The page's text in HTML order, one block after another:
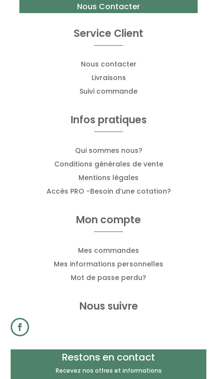
Nous Contacter
Service Client
Nous contacter
Livraisons
Suivi commande
Infos pratiques
Qui sommes nous?
Conditions générales de vente
Mentions légales
Accès PRO -Besoin d’une cotation?
Mon compte
Mes commandes
Mes informations personnelles
Mot de passe perdu?
Nous suivre
Restons en contact
Recevez nos offres et informations